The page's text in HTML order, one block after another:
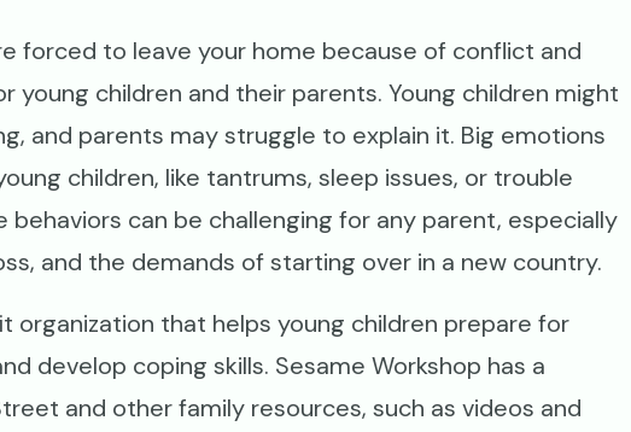
forced to leave your home because of conflict and
young children and their parents. Young children might
and parents may struggle to explain it. Big emotions
children, like tantrums, sleep issues, or trouble
behaviors can be challenging for any parent, especially
and the demands of starting over in a new country.
organization that helps young children prepare for
develop coping skills. Sesame Workshop has a
and other family resources, such as videos and